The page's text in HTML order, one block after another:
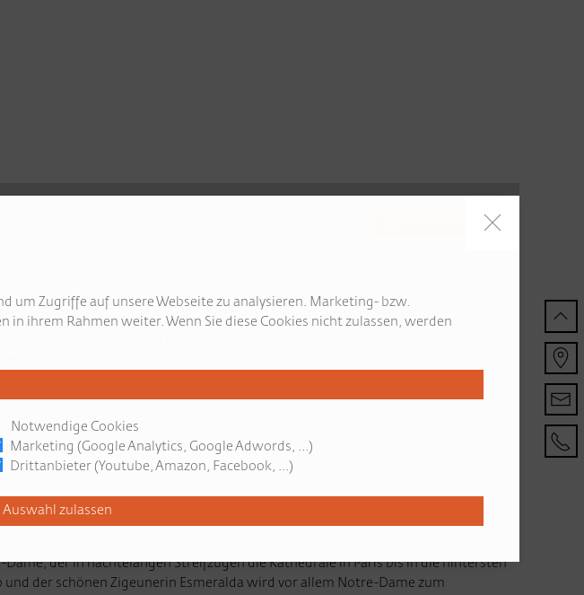
WARENKORB
sie nicht einstürzen und bald wird sie wieder strahlen, so wie ihre herzhafte
sorgen.
der in nächtelangen Streifzügen die Kathedrale in Paris bis in die hintersten
der schönen Zigeunerin Esmeralda wird vor allem Notre-Dame zum
um Zugriffe auf unsere Webseite zu analysieren. Marketing- bzw.
ihrem Rahmen weiter. Wenn Sie diese Cookies nicht zulassen, werden
Notwendige Cookies
Marketing (Google Analytics, Google Adwords, ...)
Drittanbieter (Youtube, Amazon, Facebook, ...)